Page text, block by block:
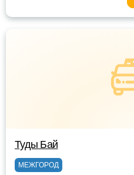
Туды Бай
МЕЖГОРОД